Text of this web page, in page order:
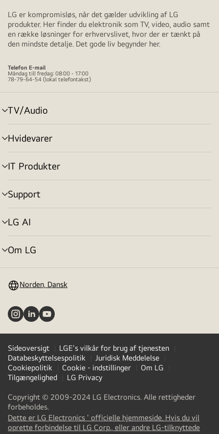
LG er kompromisløs, når det gælder udvikling af LG
produkter. Her finder du elektronik som TV, video, audio samt
en række løsninger for erhvervslivet, hvor der er tænkt på
den mindste detalje. Det gode liv begynder her.
Telefon E-mail
Måndag till fredag: 08:00 - 17:00
78-79-64-54 (lokal telefontakst)
TV/Audio
skift
menu
Hvidevarer
skift
menu
IT Produkter
skift
menu
Support
skift
menu
LG AI
skift
menu
Om LG
skift
Norden, Dansk
Sideoversigt
LGE's vilkår for brug af tjenesten
Databeskyttelsespolitik
Juridisk Meddelelse
Cookiepolitik
Cookie - indstillinger
Om LG
Tilgængelighed
LG Privacy
Copyright © 2009-2024 LG Electronics. Alle rettigheder
forbeholdes.
Dette er LG Electronics ' officielle hjemmeside. Hvis du vil
oprette forbindelse til LG Corp., eller andre LG-tilknyttede